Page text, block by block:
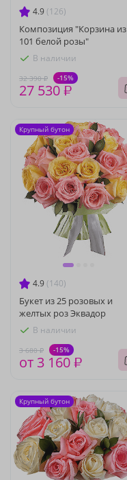
4.9 (126)
Композиция "Корзина из
101 белой розы"
В наличии
32 390 ₽ -15%
27 530 ₽
4.9 (140)
Букет из 25 розовых и
желтых роз Эквадор
В наличии
3 680 ₽ -15%
от 3 160 ₽
Крупный бутон
Крупный бутон